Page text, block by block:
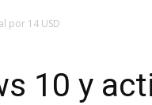
por 14 USD
10 y